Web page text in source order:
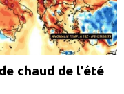
chaud de l’été